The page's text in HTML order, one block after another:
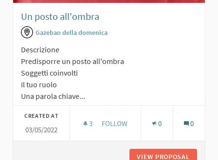
Un posto all'ombra
Gazebao della domenica
Descrizione
Predisporre un posto all'ombra
Soggetti coinvolti
Il tuo ruolo
Una parola chiave...
CREATED AT
03/05/2022
3 3 FOLLOWERS
FOLLOW 0 0
VIEW PROPOSAL